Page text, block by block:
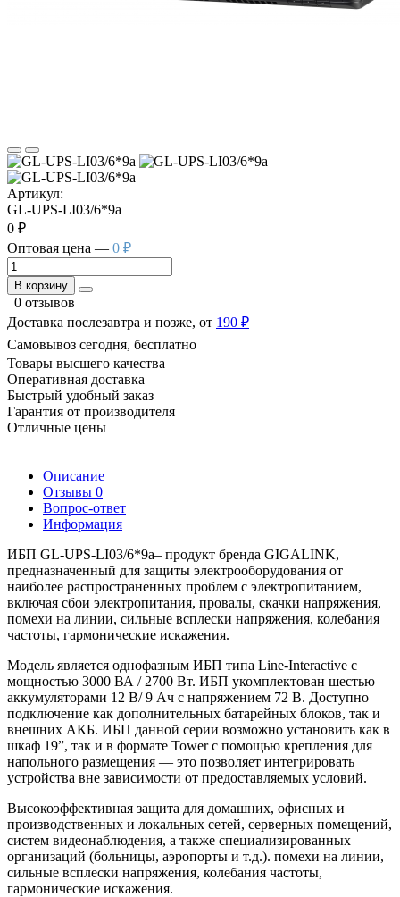
Артикул:
GL-UPS-LI03/6*9a
0 ₽
Оптовая цена — 0 ₽
В корзину
0 отзывов
Доставка послезавтра и позже, от 190 ₽
Самовывоз сегодня, бесплатно
Товары высшего качества
Оперативная доставка
Быстрый удобный заказ
Гарантия от производителя
Отличные цены
Описание
Отзывы 0
Вопрос-ответ
Информация
ИБП GL-UPS-LI03/6*9a– продукт бренда GIGALINK,
предназначенный для защиты электрооборудования от
наиболее распространенных проблем с электропитанием,
включая сбои электропитания, провалы, скачки напряжения,
помехи на линии, сильные всплески напряжения, колебания
частоты, гармонические искажения.
Модель является однофазным ИБП типа Line-Interactive с
мощностью 3000 ВА / 2700 Вт. ИБП укомплектован шестью
аккумуляторами 12 В/ 9 Ач с напряжением 72 В. Доступно
подключение как дополнительных батарейных блоков, так и
внешних АКБ. ИБП данной серии возможно установить как в
шкаф 19”, так и в формате Tower c помощью крепления для
напольного размещения — это позволяет интегрировать
устройства вне зависимости от предоставляемых условий.
Высокоэффективная защита для домашних, офисных и
производственных и локальных сетей, серверных помещений,
систем видеонаблюдения, а также специализированных
организаций (больницы, аэропорты и т.д.). помехи на линии,
сильные всплески напряжения, колебания частоты,
гармонические искажения.